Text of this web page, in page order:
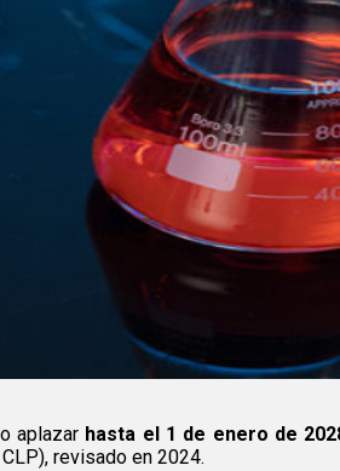
aplazar hasta el 1 de enero de
revisado en 2024.